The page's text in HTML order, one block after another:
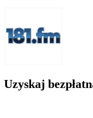
Uzyskaj